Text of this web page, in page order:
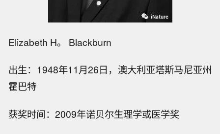
Elizabeth H。 Blackburn
出生：1948年11月26日，澳大利亚塔斯马尼亚州
霍巴特
获奖时间：2009年诺贝尔生理学或医学奖